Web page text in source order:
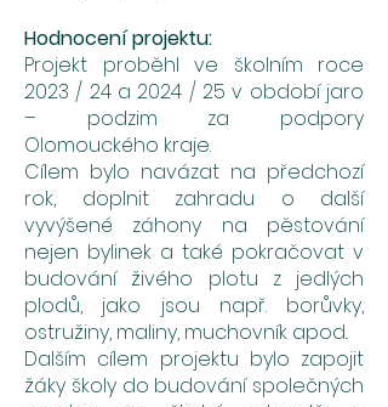
Hodnocení projektu:
Projekt proběhl ve školním roce
2023 / 24 a 2024 / 25 v období jaro
– podzim za podpory
Olomouckého kraje.
Cílem bylo navázat na předchozí
rok, doplnit zahradu o další
vyvýšené záhony na pěstování
nejen bylinek a také pokračovat v
budování živého plotu z jedlých
plodů, jako jsou např. borůvky,
ostružiny, maliny, muchovník apod..
Dalším cílem projektu bylo zapojit
žáky školy do budování společných